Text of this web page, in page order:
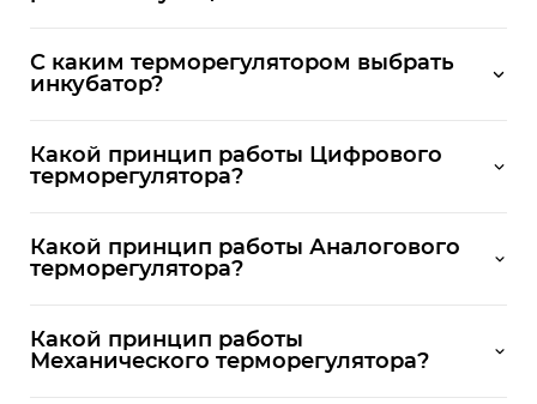
С каким терморегулятором выбрать
инкубатор?
Какой принцип работы Цифрового
терморегулятора?
Какой принцип работы Аналогового
терморегулятора?
Какой принцип работы
Механического терморегулятора?